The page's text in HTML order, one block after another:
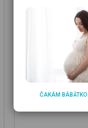
ČAKÁM BÁBÄTKO